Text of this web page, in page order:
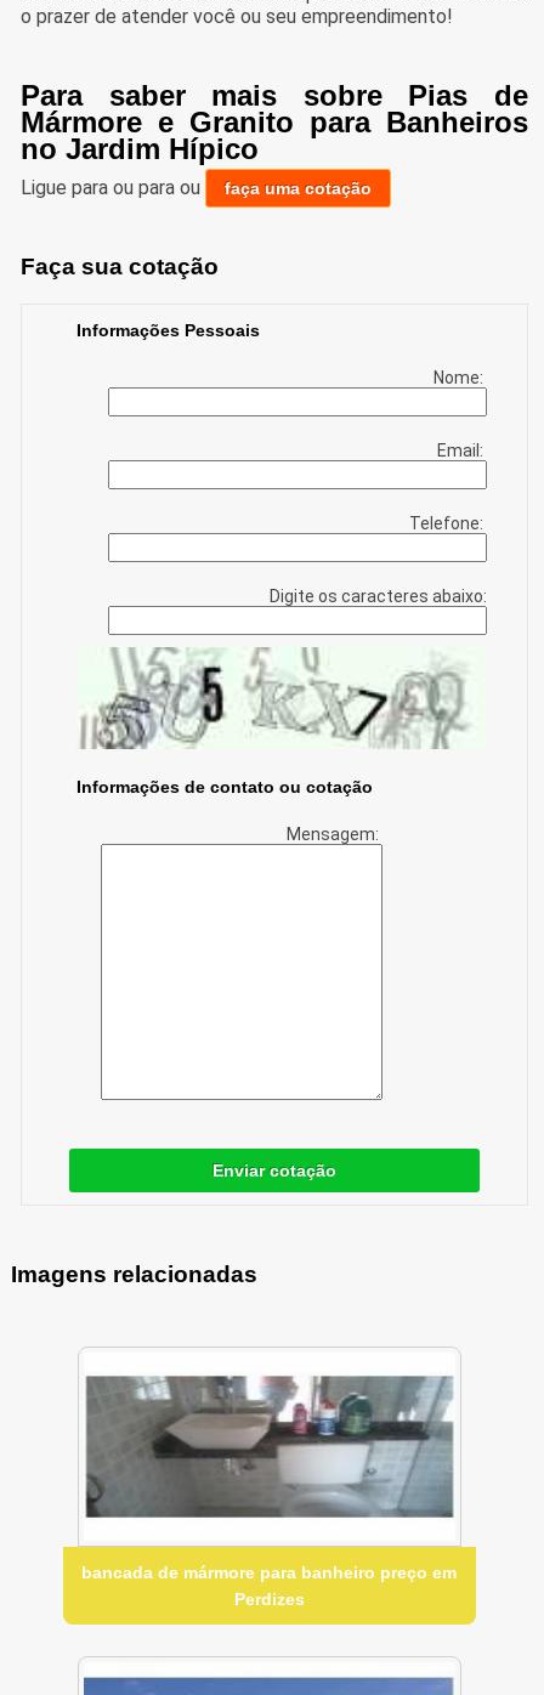
o prazer de atender você ou seu empreendimento!
Para saber mais sobre Pias de
Mármore e Granito para Banheiros
no Jardim Hípico
Ligue paraou paraou faça uma cotação
Faça sua cotação
Informações Pessoais
Nome:
Email:
Telefone:
Digite os caracteres abaixo:
Informações de contato ou cotação
Mensagem:
Enviar cotação
Imagens relacionadas
bancada de mármore para banheiro preço em
Perdizes